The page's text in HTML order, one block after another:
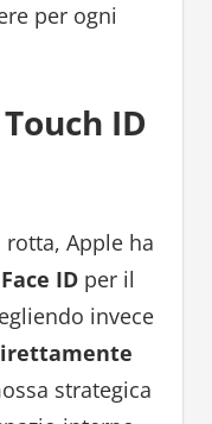
per ogni
ID
Apple ha
IDper il
invece
strategica